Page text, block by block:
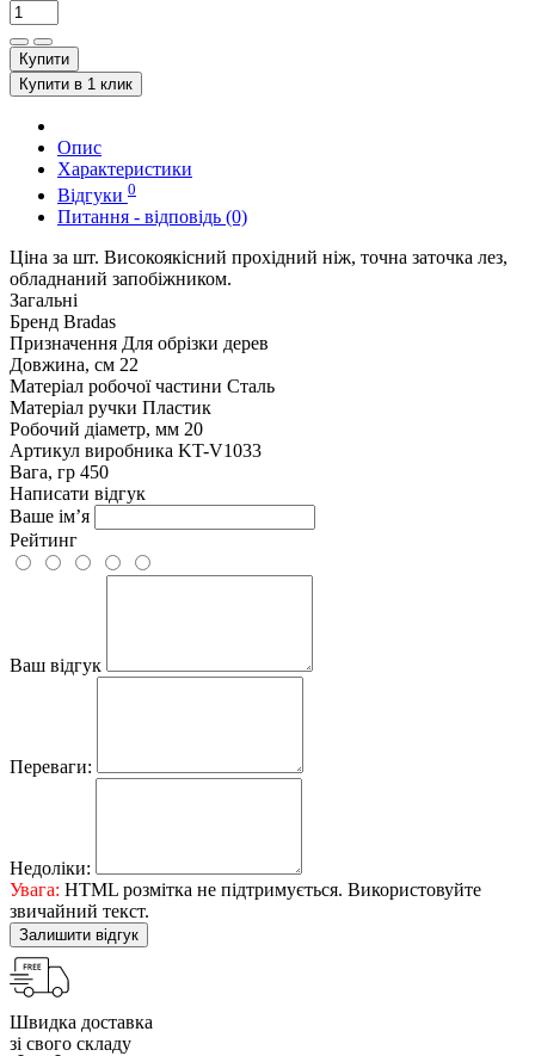
Купити
Купити в 1 клик
Опис
Характеристики
Відгуки 0
Питання - відповідь (0)
Ціна за шт. Високоякісний прохідний ніж, точна заточка лез,
обладнаний запобіжником.
Загальні
Бренд Bradas
Призначення Для обрізки дерев
Довжина, см 22
Матеріал робочої частини Сталь
Матеріал ручки Пластик
Робочий діаметр, мм 20
Артикул виробника KT-V1033
Вага, гр 450
Написати відгук
Ваше ім’я
Рейтинг
Ваш відгук
Переваги:
Недоліки:
Увага: HTML розмітка не підтримується. Використовуйте
звичайний текст.
Залишити відгук
Швидка доставка
зі свого складу